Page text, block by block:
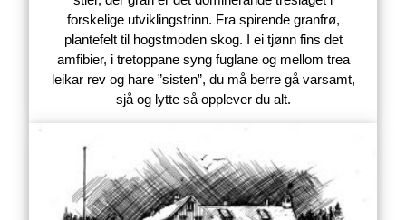
forskelige utviklingstrinn. Fra spirende granfrø,
plantefelt til hogstmoden skog. I ei tjønn fins det
amfibier, i tretoppane syng fuglane og mellom trea
leikar rev og hare ”sisten”, du må berre gå varsamt,
sjå og lytte så opplever du alt.